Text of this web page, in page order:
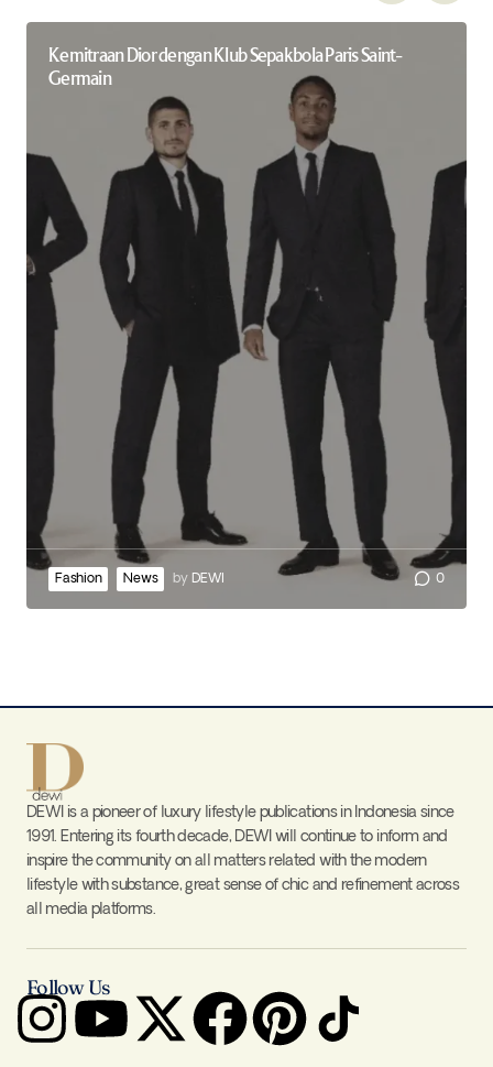
Kemitraan Dior dengan Klub Sepakbola Paris Saint-
Germain
Fashion News by DEWI 0
DEWI is a pioneer of luxury lifestyle publications in Indonesia since
1991. Entering its fourth decade, DEWI will continue to inform and
inspire the community on all matters related with the modern
lifestyle with substance, great sense of chic and refinement across
all media platforms.
Follow Us